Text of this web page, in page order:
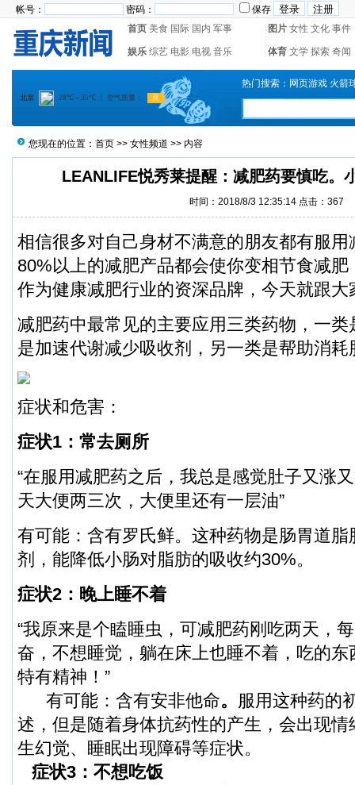
帐号： 密码：
保存
首页 美食 国际 国内 军事 图片 女性 文化 事件
娱乐 综艺 电影 电视 音乐 体育 文学 探索 奇闻
热门搜索： 网页游戏 火箭
您现在的位置： 首页 >> 女性频道 >> 内容
LEANLIFE悦秀莱提醒：减肥药要慎吃。
时间：2018/8/3 12:35:14 点击： 367
相信很多对自己身材不满意的朋友都有服
80%以上的减肥产品都会使你变相节食减
作为健康减肥行业的资深品牌，今天就跟大
减肥药中最常见的主要应用三类药物，一
是加速代谢减少吸收剂，另一类是帮助消
症状和危害：
症状1：常去厕所
“在服用减肥药之后，我总是感觉肚子又涨
天大便两三次，大便里还有一层油”
有可能：含有罗氏鲜。这种药物是肠胃道
剂，能降低小肠对脂肪的吸收约30%。
症状2：晚上睡不着
“我原来是个瞌睡虫，可减肥药刚吃两天，
奋，不想睡觉，躺在床上也睡不着，吃的
特有精神！”
有可能：含有安非他命。 服用这种药的
述，但是随着身体抗药性的产生，会出现
生幻觉、睡眠出现障碍等症状。
症状3：不想吃饭